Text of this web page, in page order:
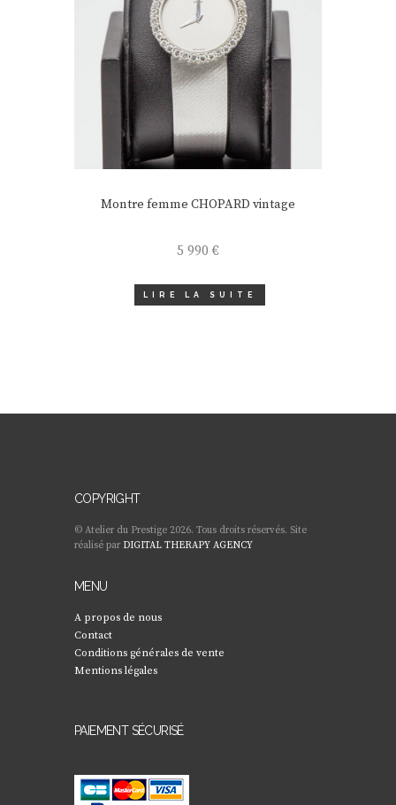
Montre femme CHOPARD vintage
5 990 €
LIRE LA SUITE
COPYRIGHT
© Atelier du Prestige 2026. Tous droits réservés. Site
réalisé par DIGITAL THERAPY AGENCY
MENU
A propos de nous
Contact
Conditions générales de vente
Mentions légales
PAIEMENT SÉCURISÉ